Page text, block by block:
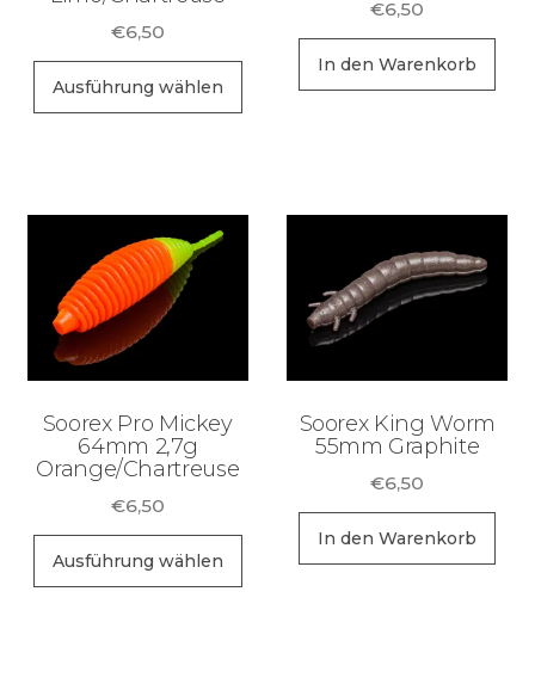
€6,50
Ausführung wählen
Dieses
Optionen
können
Produktseite
€6,50
In den Warenkorb
Soorex Pro Mickey
64mm 2,7g
Orange/Chartreuse
€6,50
Ausführung wählen
Dieses
Soorex King Worm
55mm Graphite
€6,50
In den Warenkorb